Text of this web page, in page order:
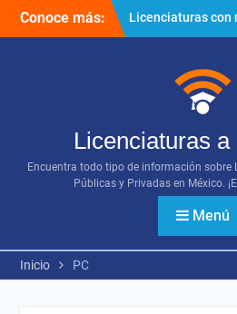
Conoce más:
Licenciaturas con
proyección
¿Cómo utilizar los
recursos digitales?
Licenciaturas
Encuentra todo tipo de información sobre
Públicas y Privadas en México.
Menú
Inicio PC